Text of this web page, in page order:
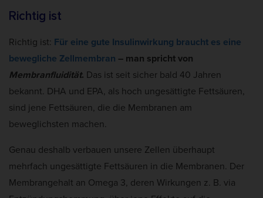
Richtig ist
Richtig ist: Für eine gute Insulinwirkung braucht es eine
bewegliche Zellmembran – man spricht von
Membranfluidität. Das ist seit sicher bald 40 Jahren
bekannt. DHA und EPA, als hoch ungesättigte Fettsäuren,
sind jene Fettsäuren, die die Membranen am
beweglichsten machen.
Genau deshalb verbauen unsere Zellen überhaupt
mehrfach ungesättigte Fettsäuren in die Membranen. Der
Membrangehalt an Omega 3, deren Wirkungen z. B. via